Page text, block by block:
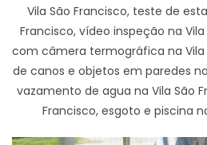
Vila São Francisco, teste de
Francisco, vídeo inspeção na
com câmera termográfica na Vila
de canos e objetos em paredes
vazamento de agua na Vila São
Francisco, esgoto e piscina